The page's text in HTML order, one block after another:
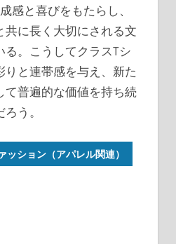
感と喜びをもたらし、
共に長く大切にされる文
。こうしてクラスTシ
りと連帯感を与え、新た
て普遍的な価値を持ち続
う。
ッション（アパレル関連）